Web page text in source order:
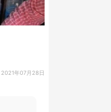
2021年07月28日